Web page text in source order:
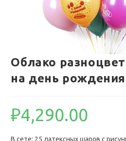
Облако
на день
₽4,290.00
В сете: 25 латексных шаров с